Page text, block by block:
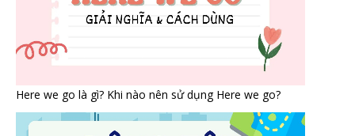
Here we go là gì? Khi nào nên sử dụng Here we go?